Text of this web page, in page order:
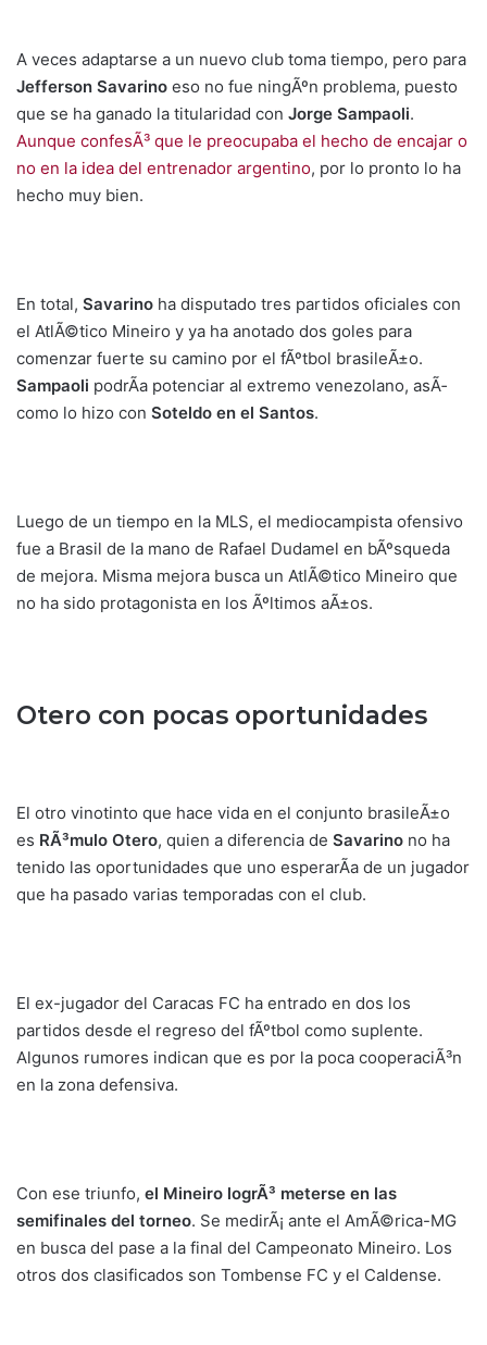
A veces adaptarse a un nuevo club toma tiempo, pero para
Jefferson Savarino eso no fue ningÃºn problema, puesto
que se ha ganado la titularidad con Jorge Sampaoli.
Aunque confesÃ³ que le preocupaba el hecho de encajar o
no en la idea del entrenador argentino, por lo pronto lo ha
hecho muy bien.
En total, Savarino ha disputado tres partidos oficiales con
el AtlÃ©tico Mineiro y ya ha anotado dos goles para
comenzar fuerte su camino por el fÃºtbol brasileÃ±o.
Sampaoli podrÃ­a potenciar al extremo venezolano, asÃ­
como lo hizo con Soteldo en el Santos.
Luego de un tiempo en la MLS, el mediocampista ofensivo
fue a Brasil de la mano de Rafael Dudamel en bÃºsqueda
de mejora. Misma mejora busca un AtlÃ©tico Mineiro que
no ha sido protagonista en los Ãºltimos aÃ±os.
Otero con pocas oportunidades
El otro vinotinto que hace vida en el conjunto brasileÃ±o
es RÃ³mulo Otero, quien a diferencia de Savarino no ha
tenido las oportunidades que uno esperarÃ­a de un jugador
que ha pasado varias temporadas con el club.
El ex-jugador del Caracas FC ha entrado en dos los
partidos desde el regreso del fÃºtbol como suplente.
Algunos rumores indican que es por la poca cooperaciÃ³n
en la zona defensiva.
Con ese triunfo, el Mineiro logrÃ³ meterse en las
semifinales del torneo. Se medirÃ¡ ante el AmÃ©rica-MG
en busca del pase a la final del Campeonato Mineiro. Los
otros dos clasificados son Tombense FC y el Caldense.